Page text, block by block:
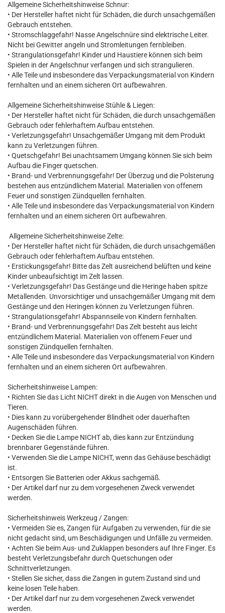
Allgemeine Sicherheitshinweise Schnur:
• Der Hersteller haftet nicht für Schäden, die durch unsachgemäßen
Gebrauch entstehen.
• Stromschlaggefahr! Nasse Angelschnüre sind elektrische Leiter.
Nicht bei Gewitter angeln und Stromleitungen fernbleiben.
• Strangulationsgefahr! Kinder und Haustiere können sich beim
Spielen in der Angelschnur verfangen und sich strangulieren.
• Alle Teile und insbesondere das Verpackungsmaterial von Kindern
fernhalten und an einem sicheren Ort aufbewahren.
Allgemeine Sicherheitshinweise Stühle & Liegen:
• Der Hersteller haftet nicht für Schäden, die durch unsachgemäßen
Gebrauch oder fehlerhaftem Aufbau entstehen.
• Verletzungsgefahr! Unsachgemäßer Umgang mit dem Produkt
kann zu Verletzungen führen.
• Quetschgefahr! Bei unachtsamem Umgang können Sie sich beim
Aufbau die Finger quetschen.
• Brand- und Verbrennungsgefahr! Der Überzug und die Polsterung
bestehen aus entzündlichem Material. Materialien von offenem
Feuer und sonstigen Zündquellen fernhalten.
• Alle Teile und insbesondere das Verpackungsmaterial von Kindern
fernhalten und an einem sicheren Ort aufbewahren.
Allgemeine Sicherheitshinweise Zelte:
• Der Hersteller haftet nicht für Schäden, die durch unsachgemäßen
Gebrauch oder fehlerhaftem Aufbau entstehen.
• Erstickungsgefahr! Bitte das Zelt ausreichend belüften und keine
Kinder unbeaufsichtigt im Zelt lassen.
• Verletzungsgefahr! Das Gestänge und die Heringe haben spitze
Metallenden. Unvorsichtiger und unsachgemäßer Umgang mit dem
Gestänge und den Heringen können zu Verletzungen führen.
• Strangulationsgefahr! Abspannseile von Kindern fernhalten.
• Brand- und Verbrennungsgefahr! Das Zelt besteht aus leicht
entzündlichem Material. Materialien von offenem Feuer und
sonstigen Zündquellen fernhalten.
• Alle Teile und insbesondere das Verpackungsmaterial von Kindern
fernhalten und an einem sicheren Ort aufbewahren.
Sicherheitshinweise Lampen:
• Richten Sie das Licht NICHT direkt in die Augen von Menschen und
Tieren.
• Dies kann zu vorübergehender Blindheit oder dauerhaften
Augenschäden führen.
• Decken Sie die Lampe NICHT ab, dies kann zur Entzündung
brennbarer Gegenstände führen.
• Verwenden Sie die Lampe NICHT, wenn das Gehäuse beschädigt
ist.
• Entsorgen Sie Batterien oder Akkus sachgemäß.
• Der Artikel darf nur zu dem vorgesehenen Zweck verwendet
werden.
Sicherheitshinweis Werkzeug / Zangen:
• Vermeiden Sie es, Zangen für Aufgaben zu verwenden, für die sie
nicht gedacht sind, um Beschädigungen und Unfälle zu vermeiden.
• Achten Sie beim Aus- und Zuklappen besonders auf Ihre Finger. Es
besteht Verletzungsbefahr durch Quetschungen oder
Schnittverletzungen.
• Stellen Sie sicher, dass die Zangen in gutem Zustand sind und
keine losen Teile haben.
• Der Artikel darf nur zu dem vorgesehenen Zweck verwendet
werden.